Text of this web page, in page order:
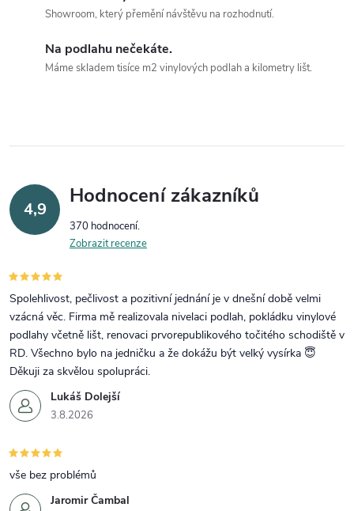
Showroom, který přemění návštěvu na rozhodnutí.
Na podlahu nečekáte.
Máme skladem tisíce m2 vinylových podlah a kilometry lišt.
4,9
Hodnocení zákazníků
370 hodnocení
Zobrazit recenze
Lukáš Dolejší
3.8.2026
Spolehlivost, pečlivost a pozitivní jednání je v dnešní době velmi
vzácná věc. Firma mě realizovala nivelaci podlah, pokládku vinylové
podlahy včetně lišt, renovaci prvorepublikového točitého schodiště v
RD. Všechno bylo na jedničku a že dokážu být velký vysírka 😇
Děkuji za skvělou spolupráci.
Jaromir Čambal
vše bez problémů